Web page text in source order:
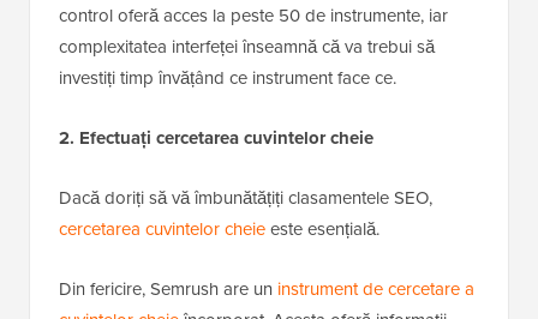
control oferă acces la peste 50 de instrumente, iar
complexitatea interfeței înseamnă că va trebui să
investiți timp învățând ce instrument face ce.
2. Efectuați cercetarea cuvintelor cheie
Dacă doriți să vă îmbunătățiți clasamentele SEO,
cercetarea cuvintelor cheieeste esențială.
Din fericire, Semrush are un instrument de cercetare a